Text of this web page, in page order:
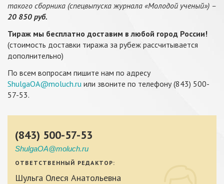
такого сборника (спецвыпуска журнала «Молодой ученый») –
20 850 руб.
Тираж мы бесплатно доставим в любой город России!
(стоимость доставки тиража за рубеж рассчитывается
дополнительно)
По всем вопросам пишите нам по адресу
ShulgaOA@moluch.ru или звоните по телефону (843) 500-
57-53.
(843) 500-57-53
ShulgaOA@moluch.ru
ОТВЕТСТВЕННЫЙ РЕДАКТОР:
Шульга Олеся Анатольевна